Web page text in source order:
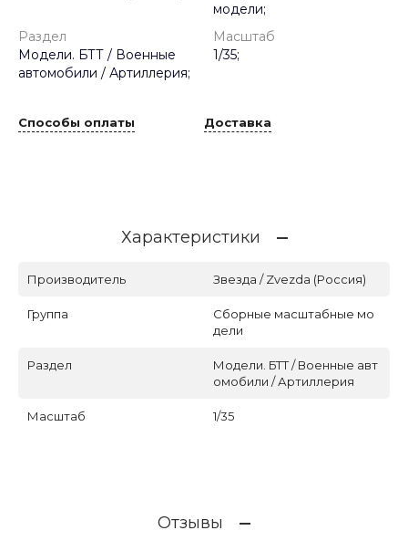
модели;
Раздел
Модели. БТТ / Военные
автомобили / Артиллерия;
Масштаб
1/35;
Способы оплаты Доставка
Характеристики
Производитель Звезда / Zvezda (Россия)
Группа
Сборные масштабные мо
дели
Раздел
Модели. БТТ / Военные авт
омобили / Артиллерия
Масштаб 1/35
Отзывы